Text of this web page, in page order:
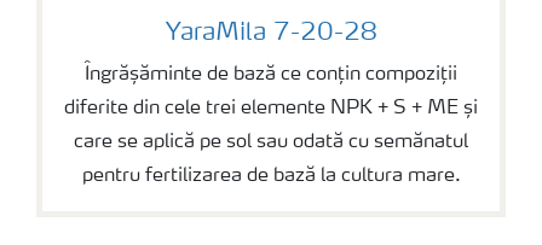
YaraMila 7-20-28
YaraMila 7-20-28
Îngrășăminte de bază ce conțin compoziții
diferite din cele trei elemente NPK + S + ME și
care se aplică pe sol sau odată cu semănatul
pentru fertilizarea de bază la cultura mare.